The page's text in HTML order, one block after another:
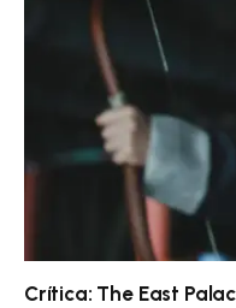
Crítica: The East